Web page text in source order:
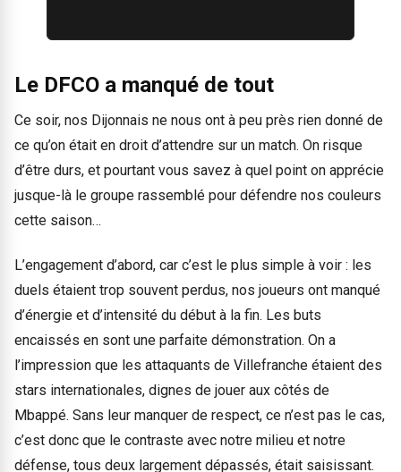
Le DFCO a manqué de tout
Ce soir, nos Dijonnais ne nous ont à peu près rien donné de
ce qu’on était en droit d’attendre sur un match. On risque
d’être durs, et pourtant vous savez à quel point on apprécie
jusque-là le groupe rassemblé pour défendre nos couleurs
cette saison…
L’engagement d’abord, car c’est le plus simple à voir : les
duels étaient trop souvent perdus, nos joueurs ont manqué
d’énergie et d’intensité du début à la fin. Les buts
encaissés en sont une parfaite démonstration. On a
l’impression que les attaquants de Villefranche étaient des
stars internationales, dignes de jouer aux côtés de
Mbappé. Sans leur manquer de respect, ce n’est pas le cas,
c’est donc que le contraste avec notre milieu et notre
défense, tous deux largement dépassés, était saisissant.